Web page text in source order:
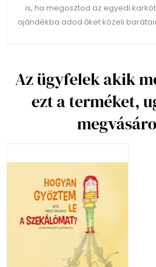
is, ha megosztod az egyedi
ajándékba adod őket közeli
Az ügyfelek akik
ezt a terméket,